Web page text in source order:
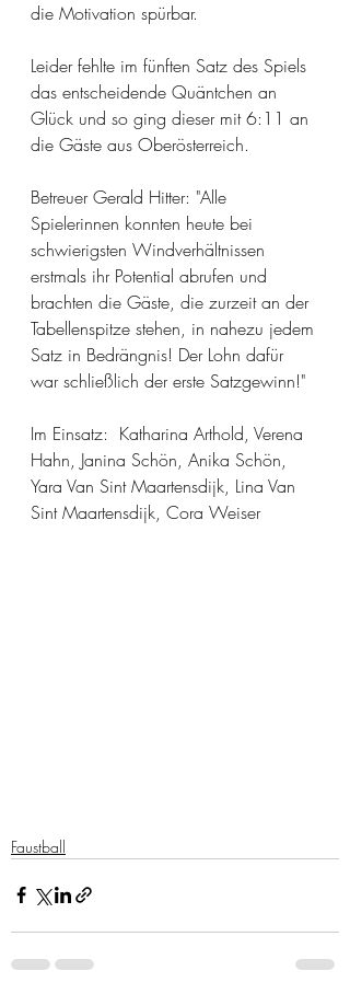
die Motivation spürbar.
Leider fehlte im fünften Satz des Spiels
das entscheidende Quäntchen an
Glück und so ging dieser mit 6:11 an
die Gäste aus Oberösterreich.
Betreuer Gerald Hitter: "Alle
Spielerinnen konnten heute bei
schwierigsten Windverhältnissen
erstmals ihr Potential abrufen und
brachten die Gäste, die zurzeit an der
Tabellenspitze stehen, in nahezu jedem
Satz in Bedrängnis! Der Lohn dafür
war schließlich der erste Satzgewinn!"
Im Einsatz:  Katharina Arthold, Verena
Hahn, Janina Schön, Anika Schön,
Yara Van Sint Maartensdijk, Lina Van
Sint Maartensdijk, Cora Weiser
Faustball